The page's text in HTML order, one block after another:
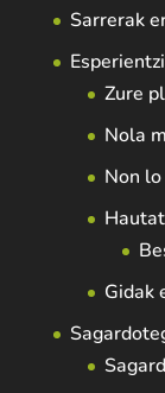
Sarrerak
Zure
Nola
Non
Gidak